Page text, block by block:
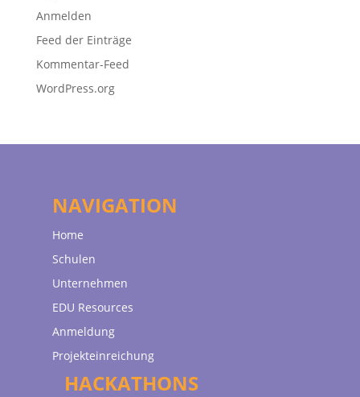
Anmelden
Feed der Einträge
Kommentar-Feed
WordPress.org
NAVIGATION
Home
Schulen
Unternehmen
EDU Resources
Anmeldung
Projekteinreichung
HACKATHONS